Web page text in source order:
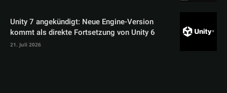
Unity 7 angekündigt: Neue Engine-Version
kommt als direkte Fortsetzung von Unity 6
21. Juli 2026